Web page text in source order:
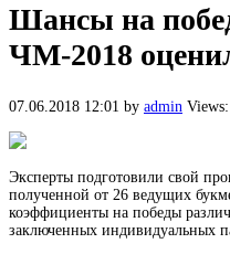
Шансы на
ЧМ-2018
07.06.2018 12:01 by admin
Эксперты подготовили свой
полученной от 26 ведущих
коэффициенты на победы
заключенных индивидуальных